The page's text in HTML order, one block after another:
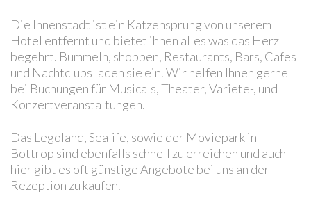
Die Innenstadt ist ein Katzensprung von unserem
Hotel entfernt und bietet ihnen alles was das Herz
begehrt. Bummeln, shoppen, Restaurants, Bars, Cafes
und Nachtclubs laden sie ein. Wir helfen Ihnen gerne
bei Buchungen für Musicals, Theater, Variete-, und
Konzertveranstaltungen.
Das Legoland, Sealife, sowie der Moviepark in
Bottrop sind ebenfalls schnell zu erreichen und auch
hier gibt es oft günstige Angebote bei uns an der
Rezeption zu kaufen.